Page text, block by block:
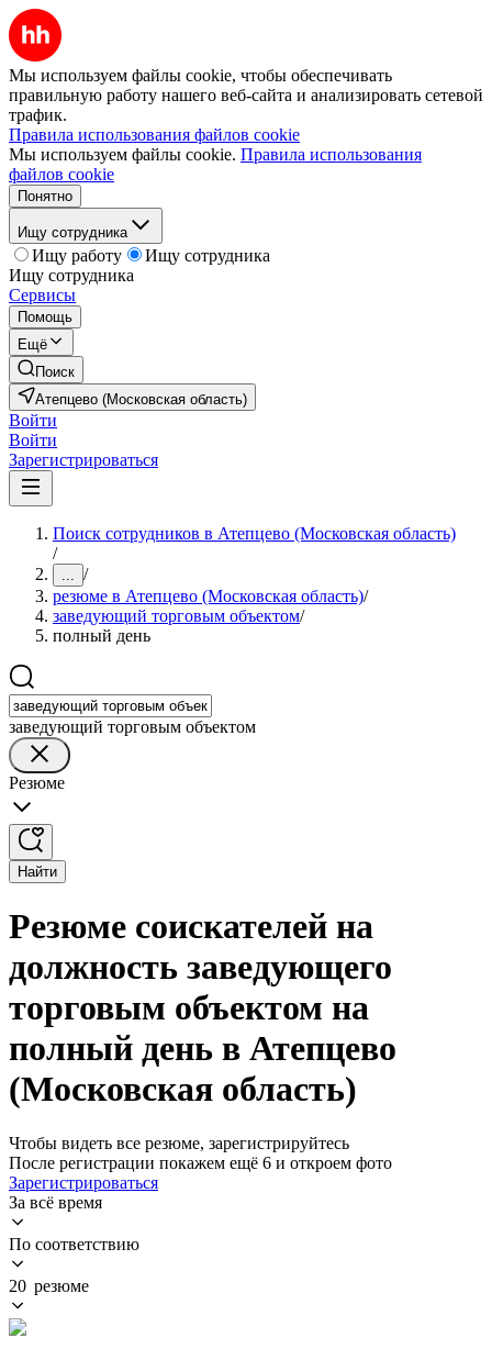
Мы используем файлы cookie, чтобы обеспечивать
правильную работу нашего веб-сайта и анализировать сетевой
трафик.
Правила использования файлов cookie
Мы используем файлы cookie. Правила использования
файлов cookie
Понятно
Ищу сотрудника
Ищу работу
Ищу сотрудника
Ищу сотрудника
Сервисы
Помощь
Ещё
Поиск
Атепцево (Московская область)
Войти
Войти
Зарегистрироваться
Поиск сотрудников в Атепцево (Московская область)
/
... /
резюме в Атепцево (Московская область)/
заведующий торговым объектом/
полный день
заведующий торговым объектом
Резюме
Найти
Резюме соискателей на
должность заведующего
торговым объектом на
полный день в Атепцево
(Московская область)
Чтобы видеть все резюме, зарегистрируйтесь
После регистрации покажем ещё 6 и откроем фото
Зарегистрироваться
За всё время
По соответствию
20 резюме